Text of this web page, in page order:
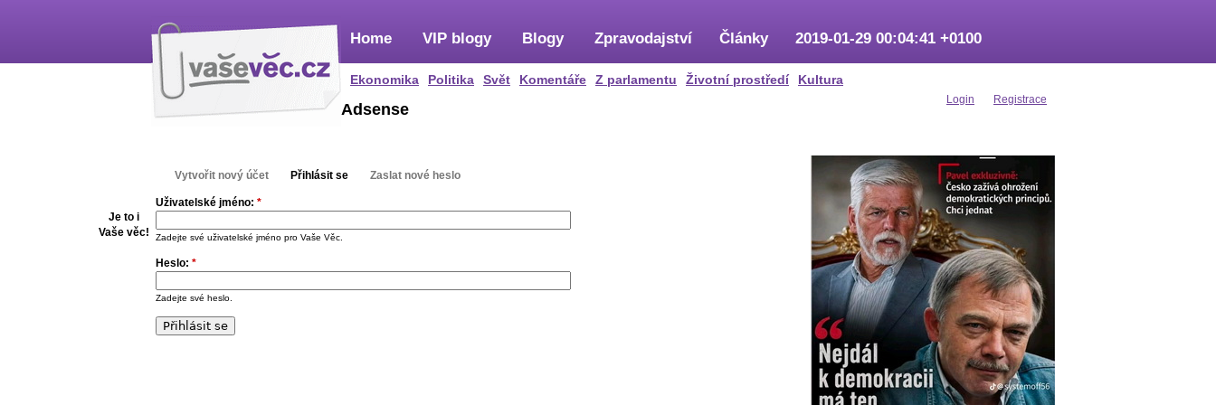
Home
Ekonomika Politika Svět Komentáře Z parlamentu Životní prostředí Kultura
VIP blogy Blogy Zpravodajství Články 2019-01-29 00:04:41 +0100
Login Registrace
Je to i
Vaše věc!
Adsense
Vytvořit nový účet Přihlásit se Zaslat nové heslo
Uživatelské jméno: *
Zadejte své uživatelské jméno pro Vaše Věc.
Heslo: *
Zadejte své heslo.